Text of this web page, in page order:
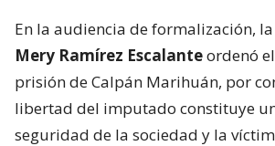
En la audiencia de formalización,
Mery Ramírez Escalanteordenó
prisión de Calpán Marihuán, por
libertad del imputado constituye
seguridad de la sociedad y la